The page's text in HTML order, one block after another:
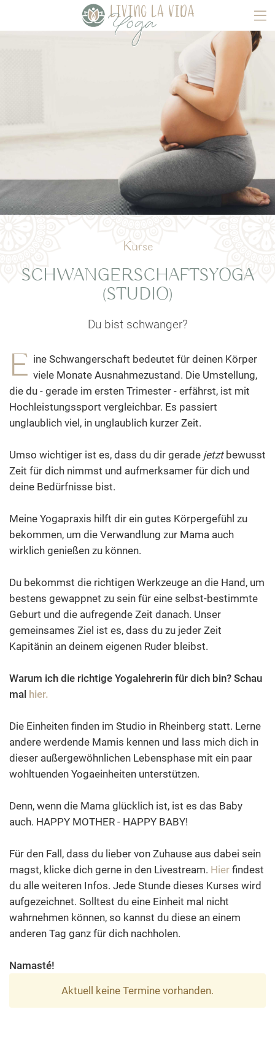
Kurse
SCHWANGERSCHAFTSYOGA
(STUDIO)
Du bist schwanger?
E ine Schwangerschaft bedeutet für deinen Körper
viele Monate Ausnahmezustand. Die Umstellung,
die du - gerade im ersten Trimester - erfährst, ist mit
Hochleistungssport vergleichbar. Es passiert
unglaublich viel, in unglaublich kurzer Zeit.
Umso wichtiger ist es, dass du dir gerade jetztbewusst
Zeit für dich nimmst und aufmerksamer für dich und
deine Bedürfnisse bist.
Meine Yogapraxis hilft dir ein gutes Körpergefühl zu
bekommen, um die Verwandlung zur Mama auch
wirklich genießen zu können.
Du bekommst die richtigen Werkzeuge an die Hand, um
bestens gewappnet zu sein für eine selbst-bestimmte
Geburt und die aufregende Zeit danach. Unser
gemeinsames Ziel ist es, dass du zu jeder Zeit
Kapitänin an deinem eigenen Ruder bleibst.
Warum ich die richtige Yogalehrerin für dich bin? Schau
mal hier.
Die Einheiten finden im Studio in Rheinberg statt. Lerne
andere werdende Mamis kennen und lass mich dich in
dieser außergewöhnlichen Lebensphase mit ein paar
wohltuenden Yogaeinheiten unterstützen.
Denn, wenn die Mama glücklich ist, ist es das Baby
auch. HAPPY MOTHER - HAPPY BABY!
Für den Fall, dass du lieber von Zuhause aus dabei sein
magst, klicke dich gerne in den Livestream. Hier findest
du alle weiteren Infos. Jede Stunde dieses Kurses wird
aufgezeichnet. Solltest du eine Einheit mal nicht
wahrnehmen können, so kannst du diese an einem
anderen Tag ganz für dich nachholen.
Namasté!
Aktuell keine Termine vorhanden.